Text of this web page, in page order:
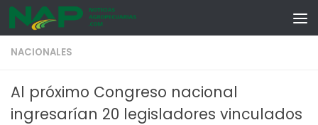
Skip to content
NACIONALES
Al próximo Congreso nacional
ingresarían 20 legisladores vinculados